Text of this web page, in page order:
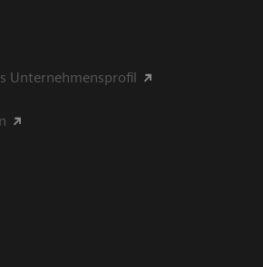
Unternehmensprofil